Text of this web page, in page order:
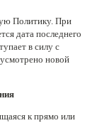
Политику. При
дата последнего
в силу с
новой
к прямо или